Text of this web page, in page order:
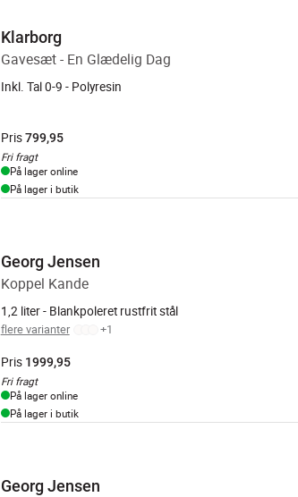
Klarborg
Gavesæt - En Glædelig Dag
Inkl. Tal 0-9 - Polyresin
Pris 799,95
Fri fragt
På lager online
På lager i butik
Georg Jensen
Koppel Kande
1,2 liter - Blankpoleret rustfrit stål
flere varianter +1
Pris 1999,95
Fri fragt
På lager online
På lager i butik
Georg Jensen